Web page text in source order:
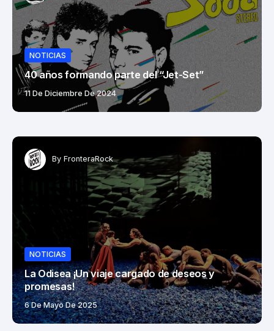
NOTICIAS
40 años formando parte del “Jet-Set”
11 De Diciembre De 2024
NOTICIAS
Javier Bátiz y su legado
14 De Enero De 2025
By FronteraRock
NOTICIAS
La Odisea ¡Un viaje cargado de deseos y
promesas!
6 De Mayo De 2025